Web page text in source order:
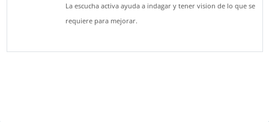
La escucha activa ayuda a indagar y tener vision de lo que se
requiere para mejorar.